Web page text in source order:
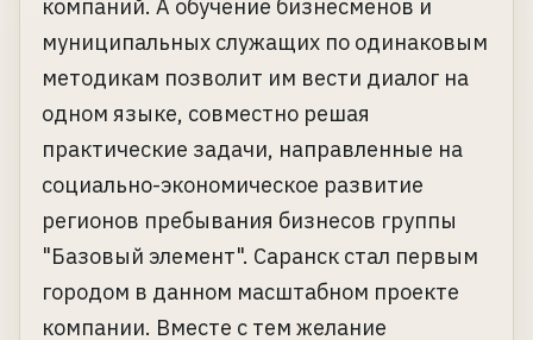
компаний. А обучение бизнесменов и
муниципальных служащих по одинаковым
методикам позволит им вести диалог на
одном языке, совместно решая
практические задачи, направленные на
социально-экономическое развитие
регионов пребывания бизнесов группы
"Базовый элемент". Саранск стал первым
городом в данном масштабном проекте
компании. Вместе с тем желание